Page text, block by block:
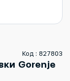
Код : 827803
Gorenje